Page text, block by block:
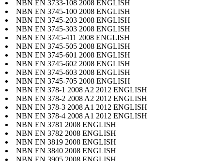
NBN EN 3733-108 2008 ENGLISH
NBN EN 3745-100 2008 ENGLISH
NBN EN 3745-203 2008 ENGLISH
NBN EN 3745-303 2008 ENGLISH
NBN EN 3745-411 2008 ENGLISH
NBN EN 3745-505 2008 ENGLISH
NBN EN 3745-601 2008 ENGLISH
NBN EN 3745-602 2008 ENGLISH
NBN EN 3745-603 2008 ENGLISH
NBN EN 3745-705 2008 ENGLISH
NBN EN 378-1 2008 A2 2012 ENGLISH
NBN EN 378-2 2008 A2 2012 ENGLISH
NBN EN 378-3 2008 A1 2012 ENGLISH
NBN EN 378-4 2008 A1 2012 ENGLISH
NBN EN 3781 2008 ENGLISH
NBN EN 3782 2008 ENGLISH
NBN EN 3819 2008 ENGLISH
NBN EN 3840 2008 ENGLISH
NBN EN 3905 2008 ENGLISH